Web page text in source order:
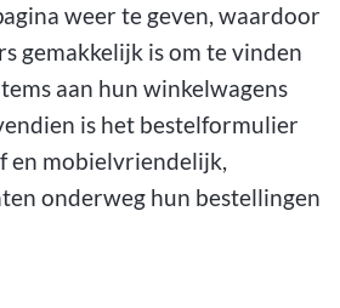
weer te geven, waardoor
gemakkelijk is om te vinden
aan hun winkelwagens
is het bestelformulier
en mobielvriendelijk,
onderweg hun bestellingen